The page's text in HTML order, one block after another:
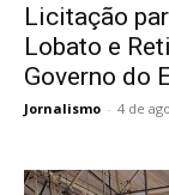
Licitação
Lobato e
Governo do
Jornalismo - 4 de